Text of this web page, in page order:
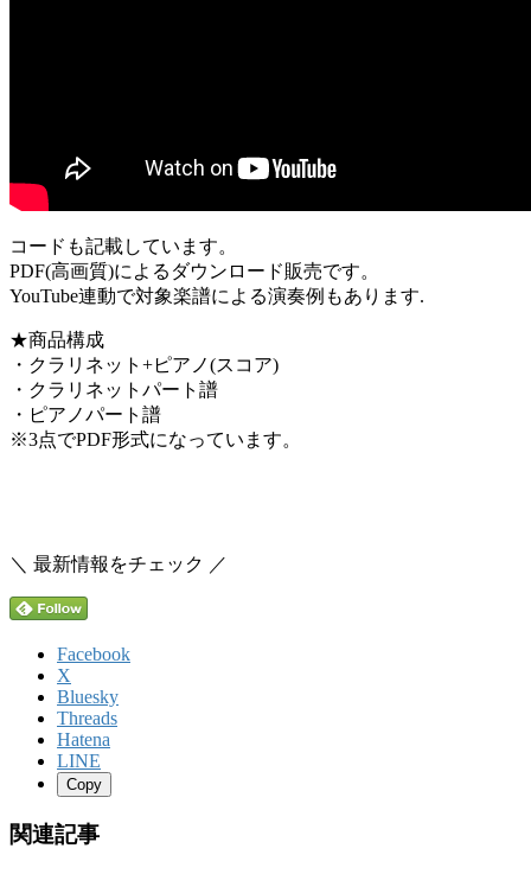
コードも記載しています。
PDF(高画質)によるダウンロード販売です。
YouTube連動で対象楽譜による演奏例もあります.
★商品構成
・クラリネット+ピアノ(スコア)
・クラリネットパート譜
・ピアノパート譜
※3点でPDF形式になっています。
＼ 最新情報をチェック ／
Facebook
X
Bluesky
Threads
Hatena
LINE
Copy
関連記事